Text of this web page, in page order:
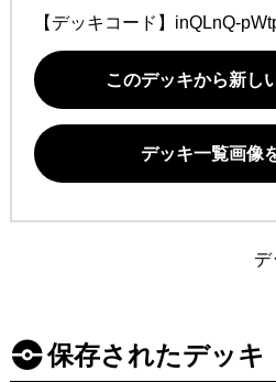
【デッキコード】 inQLnQ-
このデッキから新し
デッキ一覧画像
デ
保存されたデッキ